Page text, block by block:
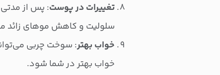
تغییرات در پوست: پس از
سلولیت و کاهش موهای زائد
خواب بهتر: سوخت چربی
خواب بهتر در شما شود.